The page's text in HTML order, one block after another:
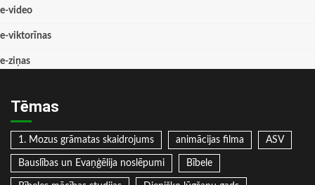
e-video
e-viktorīnas
e-ziņas
Tēmas
1. Mozus grāmatas skaidrojums animācijas filma ASV
Bauslības un Evaņģēlija noslēpumi Bībele